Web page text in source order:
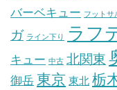
バーベキュー フットサ
ガ ライン下り ラフ
キュー 中古 北関東
御岳 東京 東北 栃